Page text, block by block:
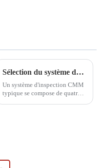
Sélection du système de détection de la CMM
Un système d'inspection CMM
typique se compose de quatre